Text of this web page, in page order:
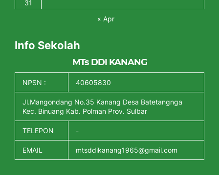
31
« Apr
Info Sekolah
MTs DDI KANANG
NPSN : 40605830
Jl.Mangondang No.35 Kanang Desa Batetangnga
Kec. Binuang Kab. Polman Prov. Sulbar
TELEPON -
EMAIL mtsddikanang1965@gmail.com